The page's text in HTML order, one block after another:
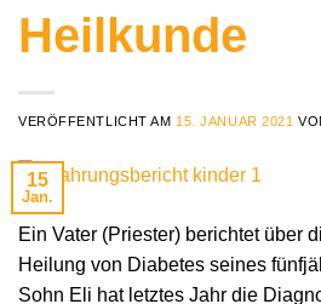
Heilkunde
VERÖFFENTLICHT AM 15. JANUAR 2021
15
Jan.
Ein Vater (Priester) berichtet über
Heilung von Diabetes seines
Sohn Eli hat letztes Jahr die